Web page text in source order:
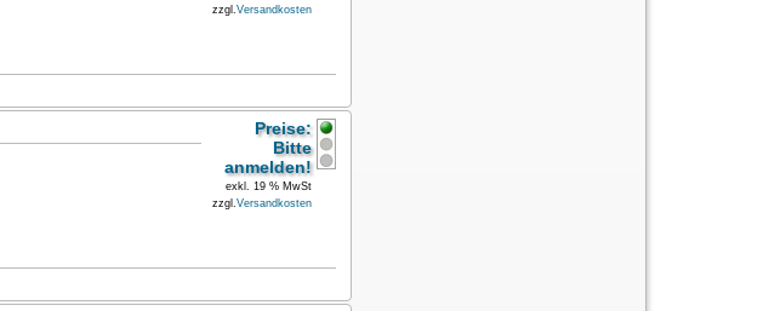
zzgl.Versandkosten
Preise:
Bitte
anmelden!
exkl. 19 % MwSt
zzgl.Versandkosten